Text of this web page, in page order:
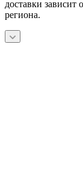
доставки зависит
региона.